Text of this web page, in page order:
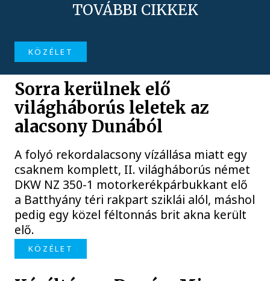
TOVÁBBI CIKKEK
KÖZÉLET
Sorra kerülnek elő
világháborús leletek az
alacsony Dunából
A folyó rekordalacsony vízállása miatt egy
csaknem komplett, II. világháborús német
DKW NZ 350-1 motorkerékpárbukkant elő
a Batthyány téri rakpart sziklái alól, máshol
pedig egy közel féltonnás brit akna került
elő.
KÖZÉLET